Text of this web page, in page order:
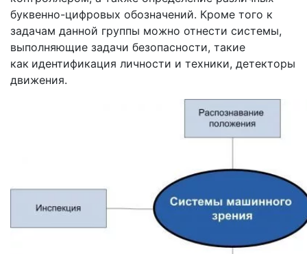
буквенно-цифровых обозначений. Кроме того к
задачам данной группы можно отнести системы,
выполняющие задачи безопасности, такие
как идентификация личности и техники, детекторы
движения.